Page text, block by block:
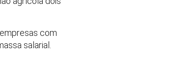
com
salarial.